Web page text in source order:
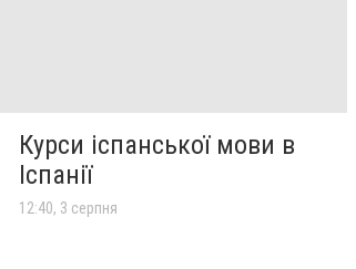
Курси іспанської мови в
Іспанії
12:40, 3 серпня